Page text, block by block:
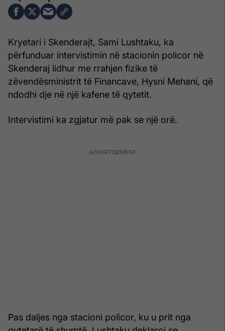
Kryetari i Skenderajt, Sami Lushtaku, ka
përfunduar intervistimin në stacionin policor në
Skenderaj lidhur me rrahjen fizike të
zëvendësministrit të Financave, Hysni Mehani, që
ndodhi dje në një kafene të qytetit.
Intervistimi ka zgjatur më pak se një orë.
Pas daljes nga stacioni policor, ku u prit nga